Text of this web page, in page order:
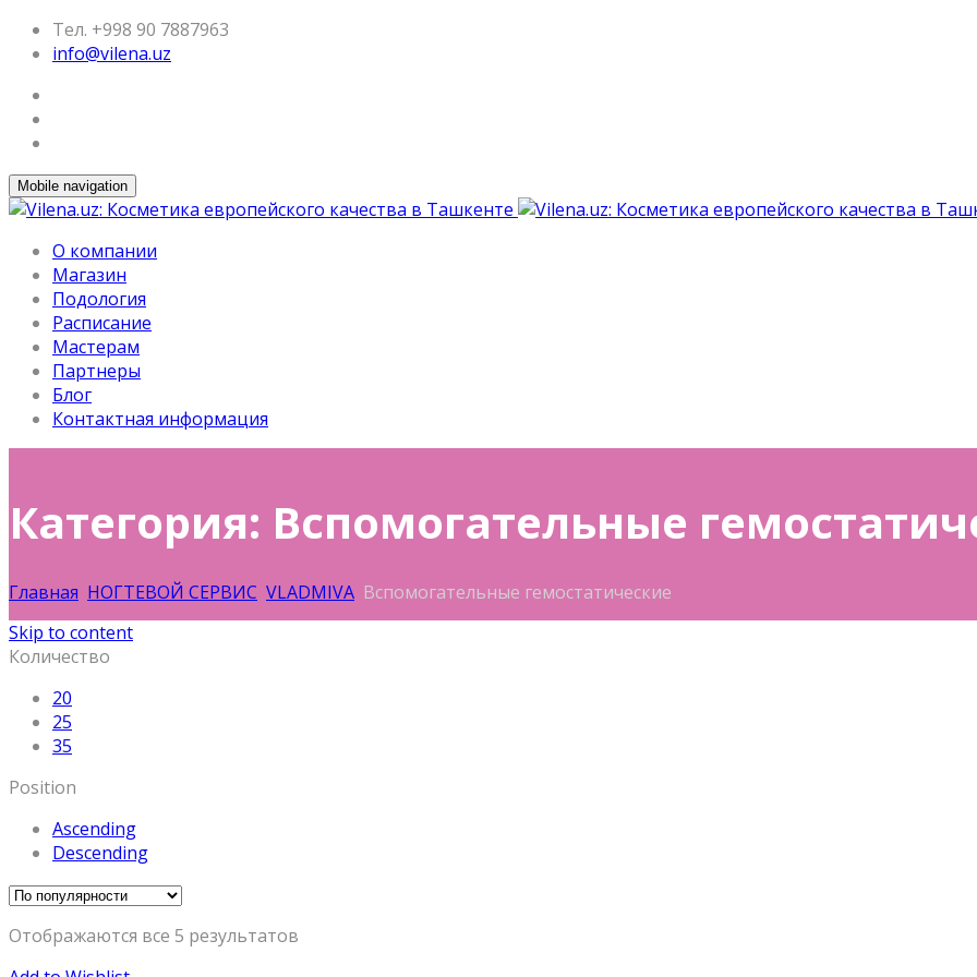
Тел. +998 90 7887963
info@vilena.uz
Mobile navigation
О компании
Магазин
Подология
Расписание
Мастерам
Партнеры
Блог
Контактная информация
Категория: Вспомогательные
Главная НОГТЕВОЙ СЕРВИС VLADMIVA Вспомогательные гемостатические
Skip to content
Количество
20
25
35
Position
Ascending
Descending
Отображаются все 5 результатов